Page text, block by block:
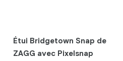
Étui Bridgetown Snap de
ZAGG avec Pixelsnap